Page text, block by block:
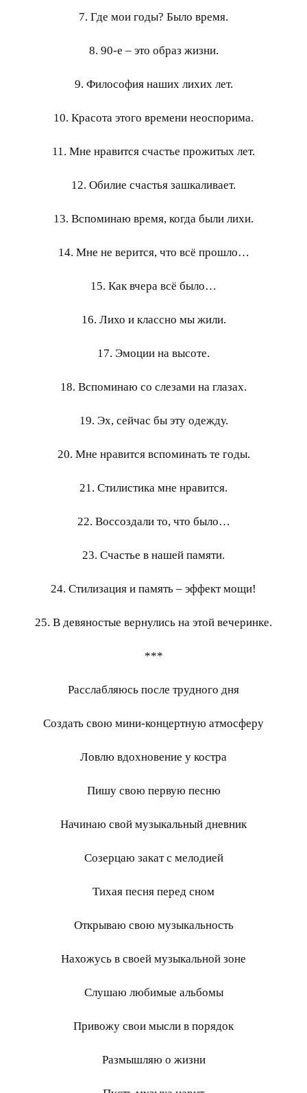
7. Где мои годы? Было время.
8. 90-е – это образ жизни.
9. Философия наших лихих лет.
10. Красота этого времени неоспорима.
11. Мне нравится счастье прожитых лет.
12. Обилие счастья зашкаливает.
13. Вспоминаю время, когда были лихи.
14. Мне не верится, что всё прошло…
15. Как вчера всё было…
16. Лихо и классно мы жили.
17. Эмоции на высоте.
18. Вспоминаю со слезами на глазах.
19. Эх, сейчас бы эту одежду.
20. Мне нравится вспоминать те годы.
21. Стилистика мне нравится.
22. Воссоздали то, что было…
23. Счастье в нашей памяти.
24. Стилизация и память – эффект мощи!
25. В девяностые вернулись на этой вечеринке.
***
Расслабляюсь после трудного дня
Создать свою мини-концертную атмосферу
Ловлю вдохновение у костра
Пишу свою первую песню
Начинаю свой музыкальный дневник
Созерцаю закат с мелодией
Тихая песня перед сном
Открываю свою музыкальность
Нахожусь в своей музыкальной зоне
Слушаю любимые альбомы
Привожу свои мысли в порядок
Размышляю о жизни